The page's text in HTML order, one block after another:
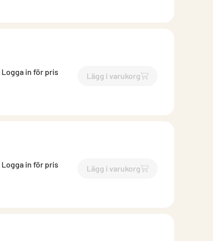
Logga in för pris Lägg i varukorg
`$Lägg till
Logga in för pris Lägg i varukorg
`$Lägg till